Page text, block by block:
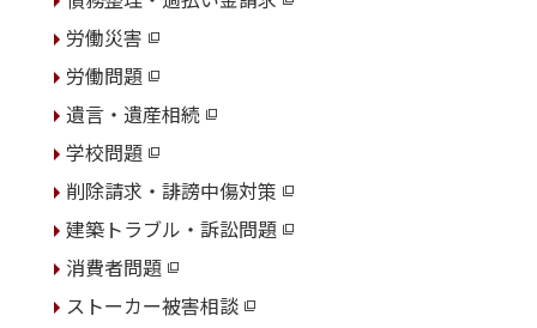
労働災害
労働問題
遺言・遺産相続
学校問題
削除請求・誹謗中傷対策
建築トラブル・訴訟問題
消費者問題
ストーカー被害相談